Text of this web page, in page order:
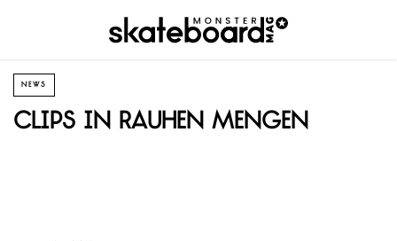
NEWS
Clips in rauhen Mengen